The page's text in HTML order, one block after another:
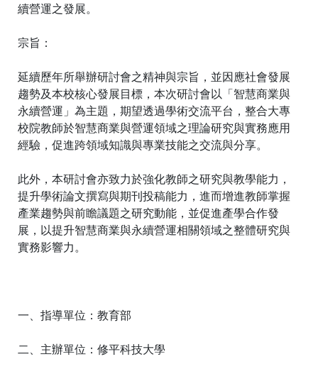
續營運之發展。
宗旨：
延續歷年所舉辦研討會之精神與宗旨，並因應社會發展
趨勢及本校核心發展目標，本次研討會以「智慧商業與
永續營運」為主題，期望透過學術交流平台，整合大專
校院教師於智慧商業與營運領域之理論研究與實務應用
經驗，促進跨領域知識與專業技能之交流與分享。
此外，本研討會亦致力於強化教師之研究與教學能力，
提升學術論文撰寫與期刊投稿能力，進而增進教師掌握
產業趨勢與前瞻議題之研究動能，並促進產學合作發
展，以提升智慧商業與永續營運相關領域之整體研究與
實務影響力。
一、指導單位：教育部
二、主辦單位：修平科技大學